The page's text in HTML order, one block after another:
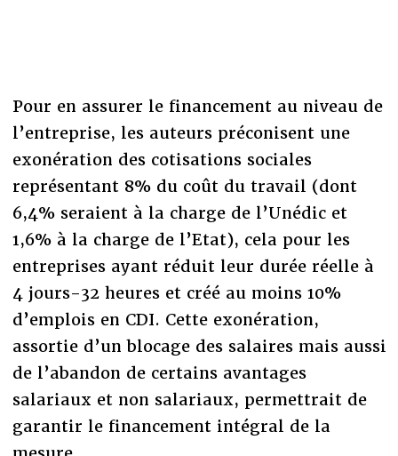
Pour en assurer le financement au niveau de
l’entreprise, les auteurs préconisent une
exonération des cotisations sociales
représentant 8% du coût du travail (dont
6,4% seraient à la charge de l’Unédic et
1,6% à la charge de l’Etat), cela pour les
entreprises ayant réduit leur durée réelle à
4 jours-32 heures et créé au moins 10%
d’emplois en CDI. Cette exonération,
assortie d’un blocage des salaires mais aussi
de l’abandon de certains avantages
salariaux et non salariaux, permettrait de
garantir le financement intégral de la